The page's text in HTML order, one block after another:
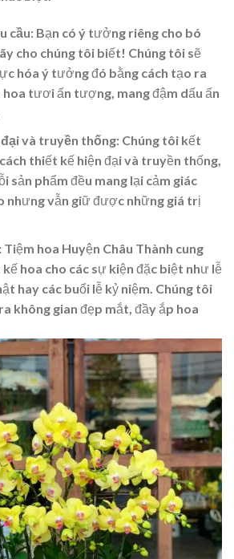
cầu: Bạn có ý tưởng riêng cho bó
cho chúng tôi biết! Chúng tôi sẽ
hóa ý tưởng đó bằng cách tạo ra
hoa tươi ấn tượng, mang đậm dấu ấn
đại và truyền thống: Chúng tôi kết
thiết kế hiện đại và truyền thống,
sản phẩm đều mang lại cảm giác
nhưng vẫn giữ được những giá trị
: Tiệm hoa Huyện Châu Thành cung
hoa cho các sự kiện đặc biệt như lễ
hay các buổi lễ kỷ niệm. Chúng tôi
không gian đẹp mắt, đầy ắp hoa